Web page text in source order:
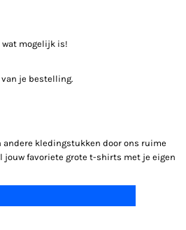
wat mogelijk is!
je bestelling.
kledingstukken door ons ruime
jouw favoriete grote t-shirts met je eigen